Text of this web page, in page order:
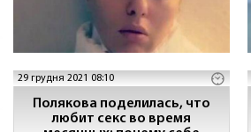
29 грудня 2021 08:10
Полякова поделилась, что
любит секс во время